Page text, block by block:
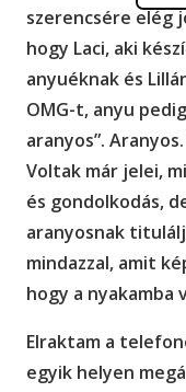
szerencsére elég
hogy Laci, aki
anyuéknak és
OMG-t, anyu
aranyos”.
Voltak már jelei,
és gondolkodás,
aranyosnak
mindazzal, amit
hogy a nyakamba
Elraktam a
egyik helyen